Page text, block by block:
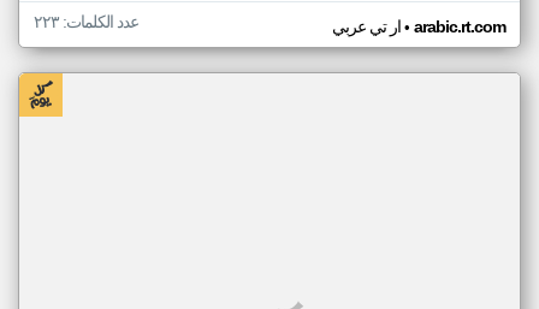
ار تي عربي• arabic.rt.com عدد الكلمات: ٢٢٣